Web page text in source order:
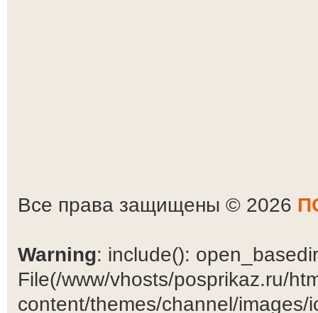
Все права защищены © 2026
Warning: include():
File(/www/vhosts/posprikaz.ru/
content/themes/channel/